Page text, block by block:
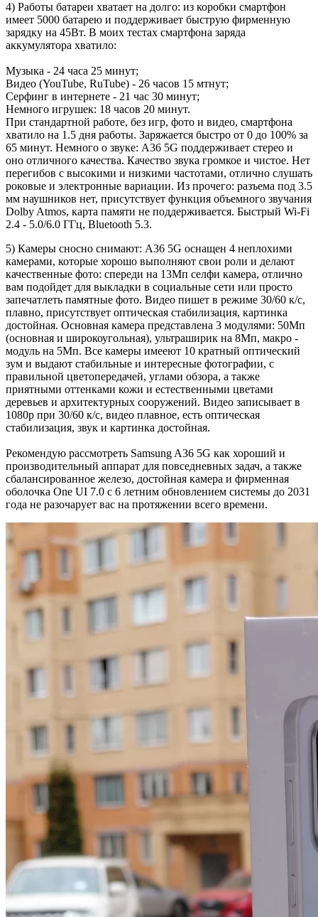
4) Работы батареи хватает на долго: из коробки смартфон
имеет 5000 батарею и поддерживает быструю фирменную
зарядку на 45Вт. В моих тестах смартфона заряда
аккумулятора хватило:
Музыка - 24 часа 25 минут;
Видео (YouTube, RuTube) - 26 часов 15 мтнут;
Серфинг в интернете - 21 час 30 минут;
Немного игрушек: 18 часов 20 минут.
При стандартной работе, без игр, фото и видео, смартфона
хватило на 1.5 дня работы. Заряжается быстро от 0 до 100% за
65 минут. Немного о звуке: A36 5G поддерживает стерео и
оно отличного качества. Качество звука громкое и чистое. Нет
перегибов с высокими и низкими частотами, отлично слушать
роковые и электронные вариации. Из прочего: разъема под 3.5
мм наушников нет, присутствует функция объемного звучания
Dolby Atmos, карта памяти не поддерживается. Быстрый Wi-Fi
2.4 - 5.0/6.0 ГГц, Bluetooth 5.3.
5) Камеры сносно снимают: A36 5G оснащен 4 неплохими
камерами, которые хорошо выполняют свои роли и делают
качественные фото: спереди на 13Мп селфи камера, отлично
вам подойдет для выкладки в социальные сети или просто
запечатлеть памятные фото. Видео пишет в режиме 30/60 к/с,
плавно, присутствует оптическая стабилизация, картинка
достойная. Основная камера представлена 3 модулями: 50Мп
(основная и широкоугольная), ультраширик на 8Мп, макро -
модуль на 5Мп. Все камеры имееют 10 кратный оптический
зум и выдают стабильные и интересные фотографии, с
правильной цветопередачей, углами обзора, а также
приятными оттенками кожи и естественными цветами
деревьев и архитектурных сооружений. Видео записывает в
1080p при 30/60 к/с, видео плавное, есть оптическая
стабилизация, звук и картинка достойная.
Рекомендую рассмотреть Samsung A36 5G как хороший и
производительный аппарат для повседневных задач, а также
сбалансированное железо, достойная камера и фирменная
оболочка One UI 7.0 с 6 летним обновлением системы до 2031
года не разочарует вас на протяжении всего времени.